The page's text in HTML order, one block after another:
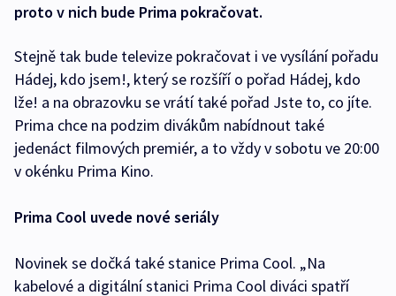
proto v nich bude Prima pokračovat.
Stejně tak bude televize pokračovat i ve vysílání pořadu
Hádej, kdo jsem!, který se rozšíří o pořad Hádej, kdo
lže! a na obrazovku se vrátí také pořad Jste to, co jíte.
Prima chce na podzim divákům nabídnout také
jedenáct filmových premiér, a to vždy v sobotu ve 20:00
v okénku Prima Kino.
Prima Cool uvede nové seriály
Novinek se dočká také stanice Prima Cool. „Na
kabelové a digitální stanici Prima Cool diváci spatří